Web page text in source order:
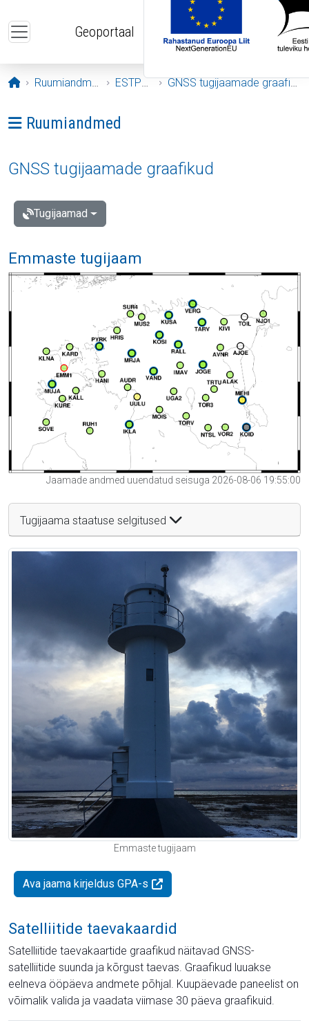
Geoportaal
Avaleht
Ruumiandmed ESTPOS GNSS tugijaamade graafikud
Ava menüü: Ruumiandmed
Ruumiandmed
GNSS tugijaamade graafikud
Tugijaamad
Emmaste tugijaam
Jaamade andmed uuendatud seisuga 2026-08-06 19:55:00
Tugijaama staatuse selgitused
Emmaste tugijaam
Ava jaama kirjeldus GPA-s
Satelliitide taevakaardid
Satelliitide taevakaartide graafikud näitavad GNSS-
satelliitide suunda ja kõrgust taevas. Graafikud luuakse
eelneva ööpäeva andmete põhjal. Kuupäevade paneelist on
võimalik valida ja vaadata viimase 30 päeva graafikuid.